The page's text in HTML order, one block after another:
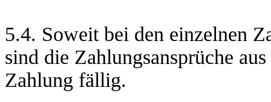
5.4. Soweit bei den einzelnen
sind die Zahlungsansprüche
Zahlung fällig.